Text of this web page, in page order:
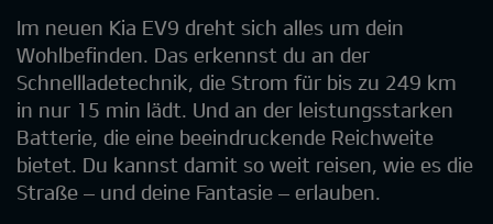
Im neuen Kia EV9 dreht sich alles um dein
Wohlbefinden. Das erkennst du an der
Schnellladetechnik, die Strom für bis zu 249 km
in nur 15 min lädt. Und an der leistungsstarken
Batterie, die eine beeindruckende Reichweite
bietet. Du kannst damit so weit reisen, wie es die
Straße – und deine Fantasie – erlauben.